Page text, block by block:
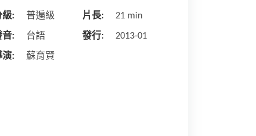
級: 普遍級 片長: 21 min
音: 台語 發行: 2013-01
演: 蘇育賢